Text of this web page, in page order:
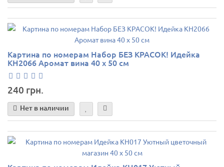
Картина по номерам Набор БЕЗ КРАСОК! Идейка
КН2066 Аромат вина 40 х 50 см
240 грн.
Нет в наличии